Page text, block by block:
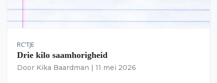
RC'TJE
Drie kilo saamhorigheid
Door Kika Baardman 11 mei 2026